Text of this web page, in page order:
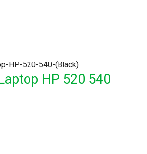
HP 520 540